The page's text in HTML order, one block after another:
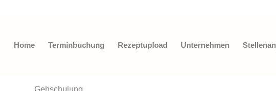
Home Terminbuchung Rezeptupload Unternehmen
Gehschulung